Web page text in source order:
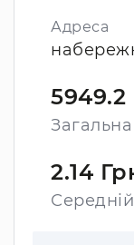
Адреса
5949.2
2.14